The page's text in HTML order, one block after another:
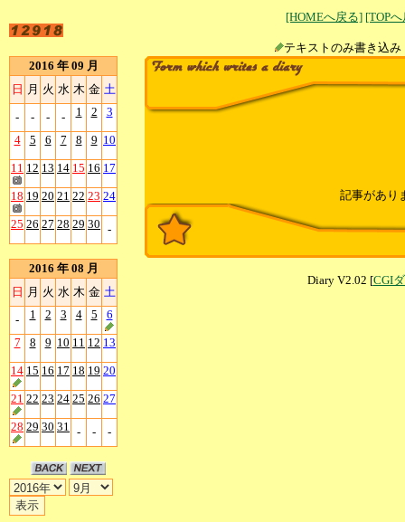
[HOMEへ戻る] [TOP
テキストのみ書
2016 年 09 月
日 月 火 水 木 金 土
- - - - 1 2 3
4 5 6 7 8 9 10
11 12 13 14 15 16 17
18 19 20 21 22 23 24
25 26 27 28 29 30 -
2016 年 08 月
日 月 火 水 木 金 土
- 1 2 3 4 5 6
7 8 9 10 11 12 13
14 15 16 17 18 19 20
21 22 23 24 25 26 27
28 29 30 31 - - -
記事があり
Diary V2.02 [CGI